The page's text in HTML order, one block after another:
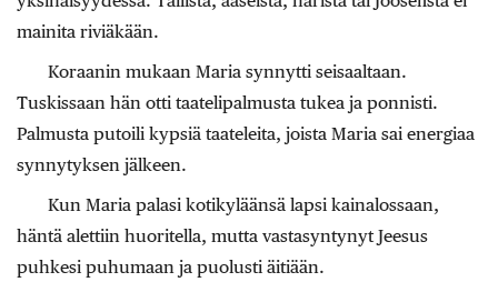
mainita riviäkään.
Koraanin mukaan Maria synnytti seisaaltaan.
Tuskissaan hän otti taatelipalmusta tukea ja ponnisti.
Palmusta putoili kypsiä taateleita, joista Maria sai energiaa
synnytyksen jälkeen.
Kun Maria palasi kotikyläänsä lapsi kainalossaan,
häntä alettiin huoritella, mutta vastasyntynyt Jeesus
puhkesi puhumaan ja puolusti äitiään.